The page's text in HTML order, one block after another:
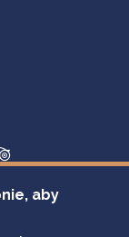
aby